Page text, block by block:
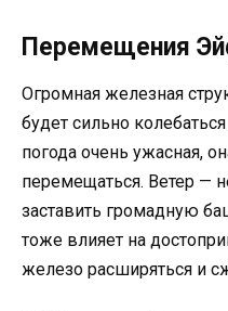
Перемещения
Огромная железная
будет сильно
погода очень ужасная,
перемещаться. Ветер —
заставить громадную
тоже влияет на
железо расширяться и